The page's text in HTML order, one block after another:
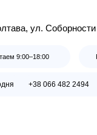
ул. Соборности
9:00–18:00
+38 066 482 2494